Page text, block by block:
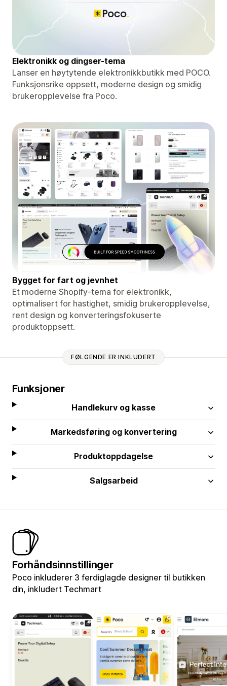
Elektronikk og dingser-tema
Lanser en høytytende elektronikkbutikk med POCO.
Funksjonsrike oppsett, moderne design og smidig
brukeropplevelse fra Poco.
Bygget for fart og jevnhet
Et moderne Shopify-tema for elektronikk,
optimalisert for hastighet, smidig brukeropplevelse,
rent design og konverteringsfokuserte
produktoppsett.
FØLGENDE ER INKLUDERT
Funksjoner
Handlekurv og kasse
Markedsføring og konvertering
Produktoppdagelse
Salgsarbeid
Forhåndsinnstillinger
Poco inkluderer 3 ferdiglagde designer til butikken
din, inkludert Techmart